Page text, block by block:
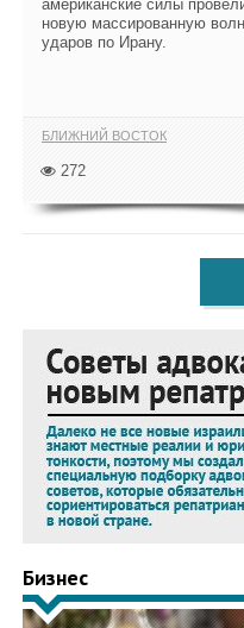
американские силы
новую массированную
ударов по Ирану.
БЛИЖНИЙ ВОСТОК
272
Бизнес